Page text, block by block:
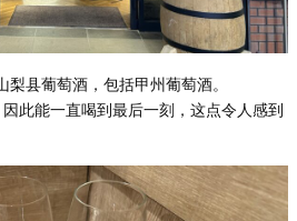
县葡萄酒，包括甲州葡萄酒。
此能一直喝到最后一刻，这点令人感到